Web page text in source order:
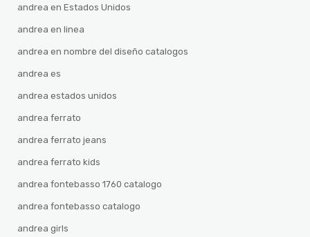
andrea en Estados Unidos
andrea en linea
andrea en nombre del diseño catalogos
andrea es
andrea estados unidos
andrea ferrato
andrea ferrato jeans
andrea ferrato kids
andrea fontebasso 1760 catalogo
andrea fontebasso catalogo
andrea girls